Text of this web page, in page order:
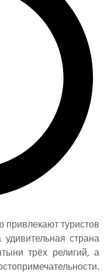
туристов
страна
трёх религий, а